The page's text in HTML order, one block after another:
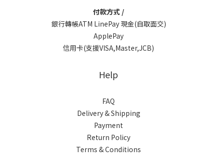
付款方式 /
銀行轉帳ATM LinePay 現金(自取面交)
ApplePay
信用卡(支援VISA,Master,JCB)
Help
FAQ
Delivery & Shipping
Payment
Return Policy
Terms & Conditions